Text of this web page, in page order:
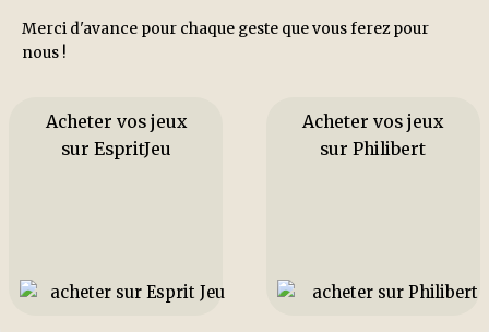
Merci d'avance pour chaque geste que vous ferez pour
nous !
Acheter vos jeux
sur EspritJeu
Acheter vos jeux
sur Philibert